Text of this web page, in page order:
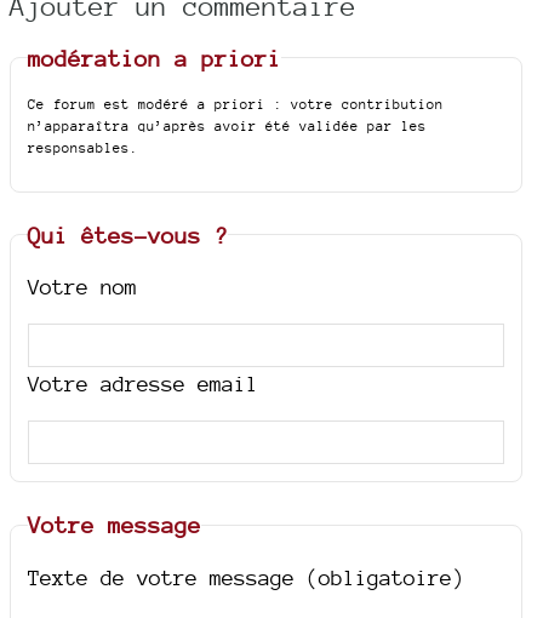
modération a priori
Ce forum est modéré a priori : votre contribution
n’apparaîtra qu’après avoir été validée par les
responsables.
Qui êtes-vous ?
Votre nom
Votre adresse email
Votre message
Texte de votre message (obligatoire)